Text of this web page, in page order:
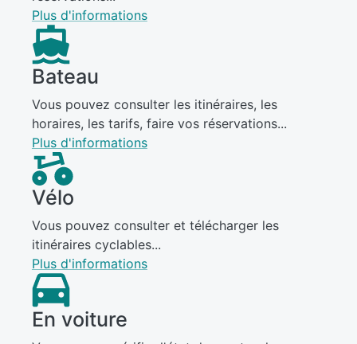
Plus d'informations
Bateau
Vous pouvez consulter les itinéraires, les
horaires, les tarifs, faire vos réservations...
Plus d'informations
Vélo
Vous pouvez consulter et télécharger les
itinéraires cyclables...
Plus d'informations
En voiture